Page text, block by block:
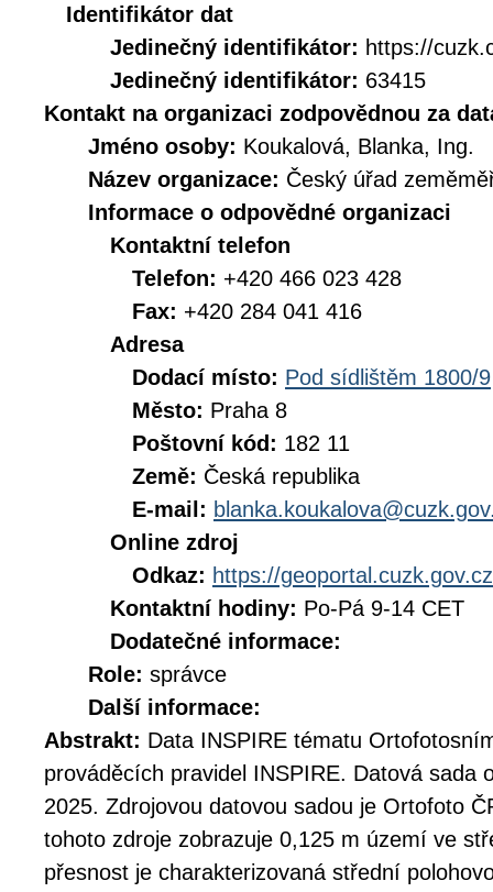
Identifikátor dat
Jedinečný identifikátor: https://
Jedinečný identifikátor: 63415
Kontakt na organizaci zodpovědnou za
Jméno osoby: Koukalová, Blanka, Ing.
Název organizace: Český úřad
Informace o odpovědné organizaci
Kontaktní telefon
Telefon: +420 466 023 428
Fax: +420 284 041 416
Adresa
Dodací místo: Pod sídlištěm 1800/9
Město: Praha 8
Poštovní kód: 182 11
Země: Česká republika
E-mail:
Online zdroj
Odkaz: https://geoportal.cuzk.gov.cz
Kontaktní hodiny: Po-Pá 9-14 CET
Dodatečné informace:
Role: správce
Další informace:
Abstrakt: Data INSPIRE tématu
prováděcích pravidel INSPIRE. Datová sada
2025. Zdrojovou datovou sadou je Ortofoto
tohoto zdroje zobrazuje 0,125 m území ve
přesnost je charakterizovaná střední